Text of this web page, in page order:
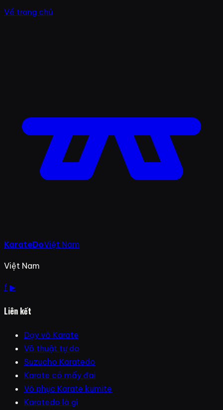
Về trang chủ
KarateDoViệt Nam
Việt Nam
f ▶
Liên kết
Dạy võ Karate
Võ thuật tự do
Suzucho Karatedo
Karate có mấy đai
Võ phục Karate kumite
Karatedo là gì